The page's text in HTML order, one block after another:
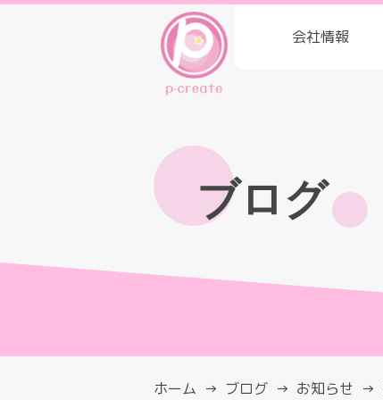
会社情報
ブログ
ホーム ブログ お知らせ